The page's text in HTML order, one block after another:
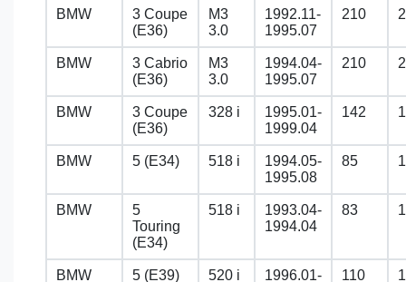
BMW
3 Coupe
(E36)
M3
3.0
1992.11-
1995.07
210
BMW
3 Cabrio
(E36)
M3
3.0
1994.04-
1995.07
210
BMW
3 Coupe
(E36)
328 i
1995.01-
1999.04
142
BMW 5 (E34) 518 i
1994.05-
1995.08
85
BMW
5
Touring
(E34)
518 i
1993.04-
1994.04
83
BMW 5 (E39) 520 i
1996.01-
110